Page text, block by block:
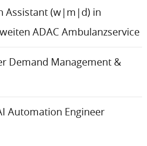
Assistant (w|m|d) in
ADAC Ambulanzservice
Demand Management &
Automation Engineer